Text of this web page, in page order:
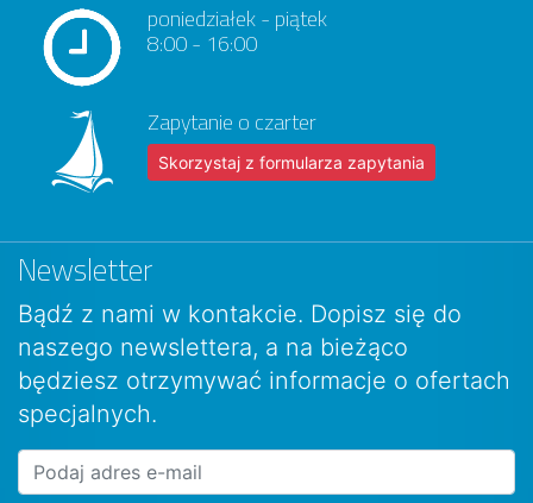
poniedziałek - piątek
8:00 - 16:00
Zapytanie o czarter
Skorzystaj z formularza zapytania
Newsletter
Bądź z nami w kontakcie. Dopisz się do
naszego newslettera, a na bieżąco
będziesz otrzymywać informacje o ofertach
specjalnych.